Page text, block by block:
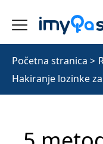
Početna stranica >
Hakiranje lozinke